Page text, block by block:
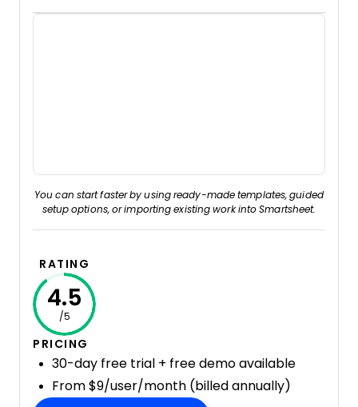
You can start faster by using ready-made templates, guided
setup options, or importing existing work into Smartsheet.
RATING
4.5
/5
PRICING
30-day free trial + free demo available
From $9/user/month (billed annually)